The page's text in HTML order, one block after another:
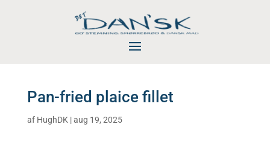
Pan-fried plaice fillet
af HughDK|aug 19, 2025